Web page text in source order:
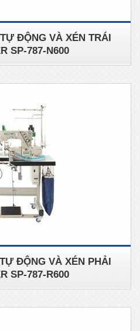
ĐỘNG VÀ XÉN TRÁI
SP-787-N600
ĐỘNG VÀ XÉN PHẢI
SP-787-R600